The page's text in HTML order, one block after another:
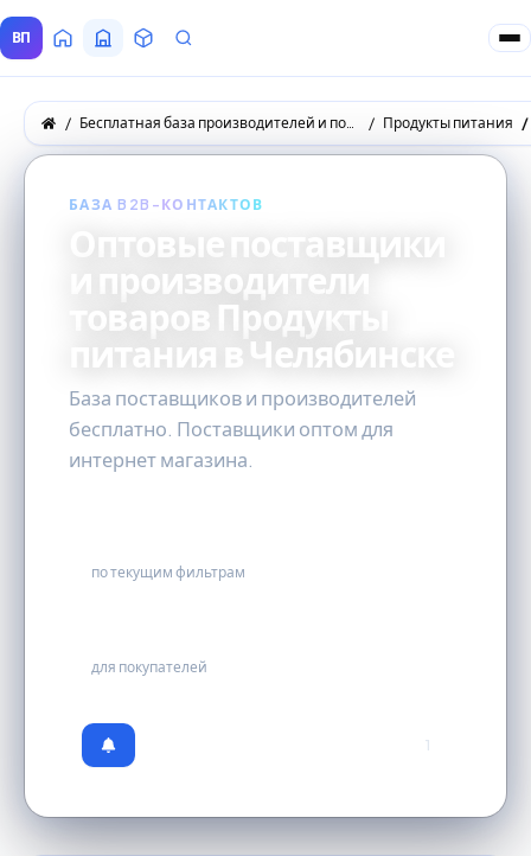
ВП ГлавнаяВсе Поставщики
ТоварыЗапросы покупателей
Бесплатная база производителей и поставщиков товаров оптом Продукты питания
БАЗА B2B-КОНТАКТОВ
Оптовые поставщики
и производители
товаров Продукты
питания в Челябинске
База поставщиков и производителей
бесплатно. Поставщики оптом для
интернет магазина.
по текущим фильтрам
для покупателей
1